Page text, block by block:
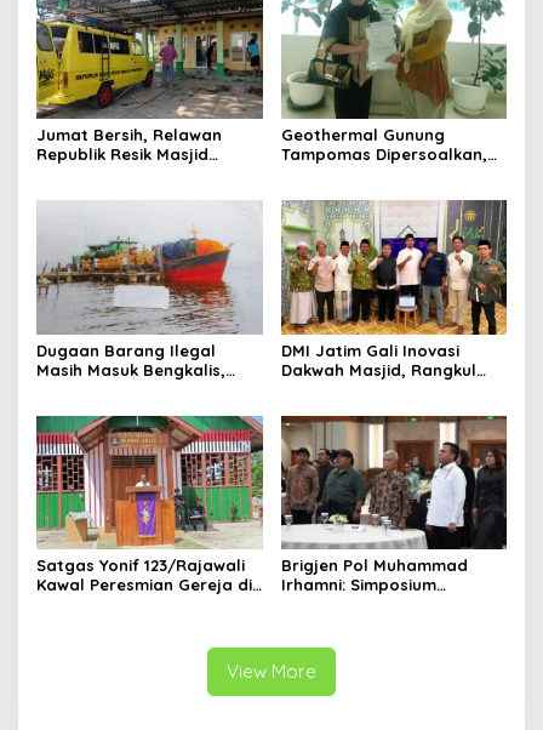
Jumat Bersih, Relawan
Republik Resik Masjid
Geothermal Gunung
Tampomas Dipersoalkan,
Barat
Dugaan Barang Ilegal
Masih Masuk Bengkalis,
DMI Jatim Gali Inovasi
Dakwah Masjid, Rangkul
Satgas Yonif 123/Rajawali
Kawal Peresmian Gereja di
Brigjen Pol Muhammad
Irhamni: Simposium
Penegakan Hukum
Lingkungan
View More